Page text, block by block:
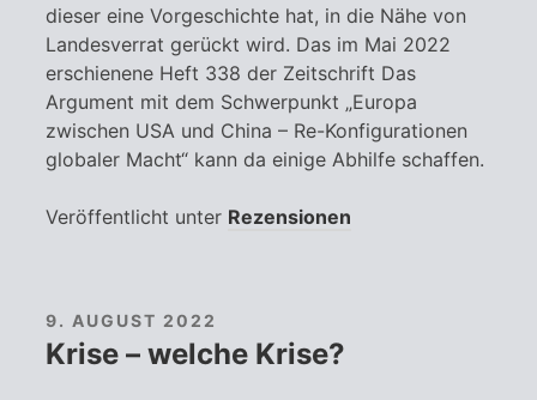
dieser eine Vorgeschichte hat, in die Nähe von
Landesverrat gerückt wird. Das im Mai 2022
erschienene Heft 338 der Zeitschrift Das
Argument mit dem Schwerpunkt „Europa
zwischen USA und China – Re-Konfigurationen
globaler Macht“ kann da einige Abhilfe schaffen.
Veröffentlicht unter Rezensionen
Krise – welche Krise?
9. AUGUST 2022